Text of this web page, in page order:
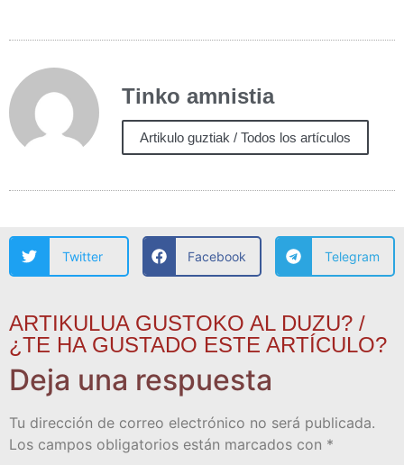
Tinko amnistia
Artikulo guztiak / Todos los artículos
Twitter Facebook Telegram
ARTIKULUA GUSTOKO AL DUZU? /
¿TE HA GUSTADO ESTE ARTÍCULO?
Deja una respuesta
Tu dirección de correo electrónico no será publicada.
Los campos obligatorios están marcados con *